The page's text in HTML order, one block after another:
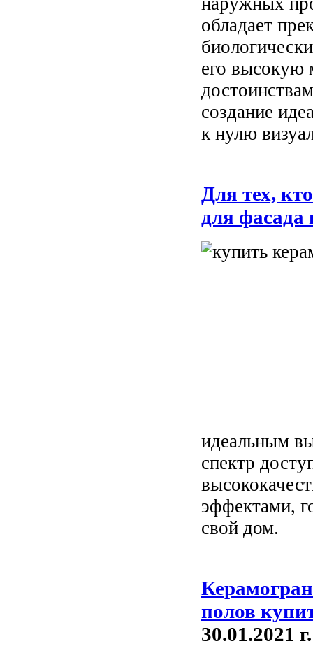
обладает
его высокую
создание
к нулю
Для тех,
для фасада
идеальным
спектр
эффектами,
свой дом.
полов
30.01.2021 г.